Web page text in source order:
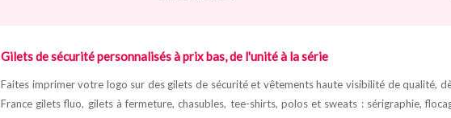
Gilets de sécurité personnalisés à prix bas, de l'unité à la série
Faites imprimer votre logo sur des gilets de sécurité et vêtements haute visibilité de qualité,
France gilets fluo, gilets à fermeture, chasubles, tee-shirts, polos et sweats : sérigraphie,